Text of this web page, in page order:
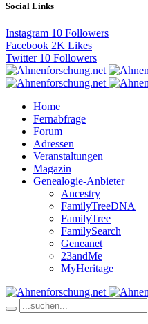
Social Links
Instagram 10 Followers
Facebook 2K Likes
Twitter 10 Followers
Home
Fernabfrage
Forum
Adressen
Veranstaltungen
Magazin
Genealogie-Anbieter
Ancestry
FamilyTreeDNA
FamilyTree
FamilySearch
Geneanet
23andMe
MyHeritage